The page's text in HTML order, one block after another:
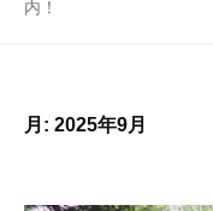
内！
月: 2025年9月